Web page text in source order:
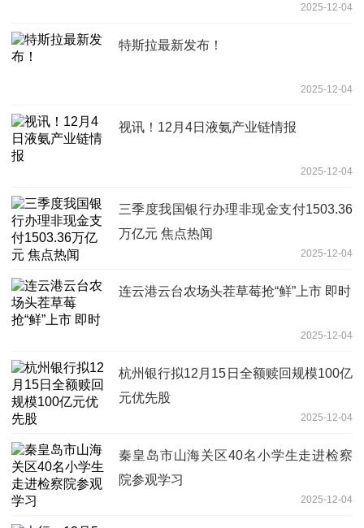
2025-12-04
特斯拉最新发布！
2025-12-04
视讯！12月4日液氨产业链情报
2025-12-04
三季度我国银行办理非现金支付1503.36
万亿元 焦点热闻
2025-12-04
连云港云台农场头茬草莓抢“鲜”上市 即时
2025-12-04
杭州银行拟12月15日全额赎回规模100亿
元优先股
2025-12-04
秦皇岛市山海关区40名小学生走进检察
院参观学习
2025-12-04